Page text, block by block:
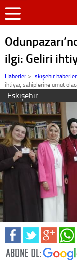
ilgi: Geliri
Haberler >Eskişehir
ihtiyaç sahiplerine umut
Eskişehir